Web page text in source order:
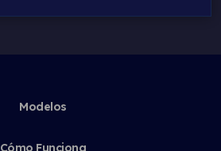
Modelos
Cómo Funciona